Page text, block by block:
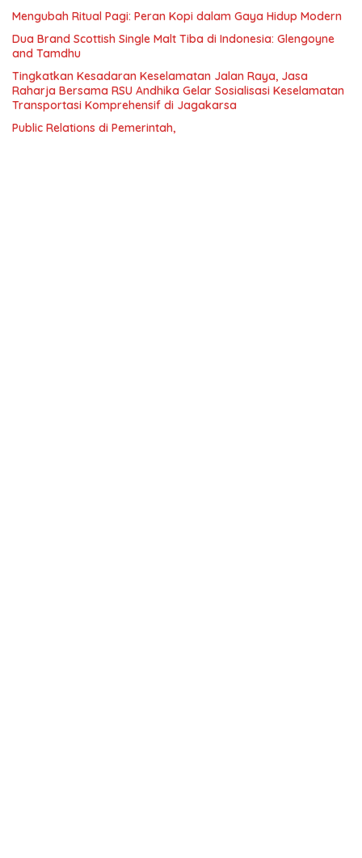
Mengubah Ritual Pagi: Peran Kopi dalam Gaya Hidup Modern
Dua Brand Scottish Single Malt Tiba di Indonesia: Glengoyne
and Tamdhu
Tingkatkan Kesadaran Keselamatan Jalan Raya, Jasa
Raharja Bersama RSU Andhika Gelar Sosialisasi Keselamatan
Transportasi Komprehensif di Jagakarsa
Public Relations di Pemerintah,